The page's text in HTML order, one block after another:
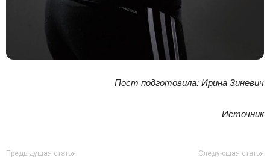
Пост подготовила: Ирина Зиневич
Источник
Предыдущая статья Следующая статья